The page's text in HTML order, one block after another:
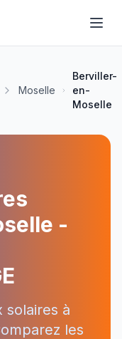
Moselle
Berviller-
en-
Moselle
-
solaires à
les